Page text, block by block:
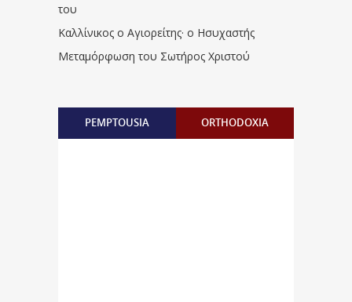
του
Καλλίνικος ο Αγιορείτης · ο Ησυχαστής
Μεταμόρφωση του Σωτήρος Χριστού
PEMPTOUSIA ORTHODOXIA